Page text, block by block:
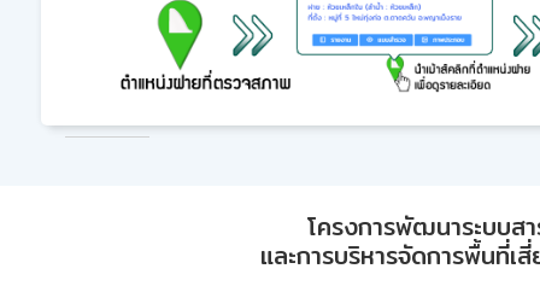
โครงการพัฒนาระบบส
และการบริหารจัดการพื้นที่เ